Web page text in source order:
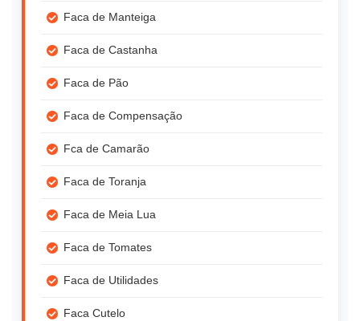
Faca de Manteiga
Faca de Castanha
Faca de Pão
Faca de Compensação
Fca de Camarão
Faca de Toranja
Faca de Meia Lua
Faca de Tomates
Faca de Utilidades
Faca Cutelo